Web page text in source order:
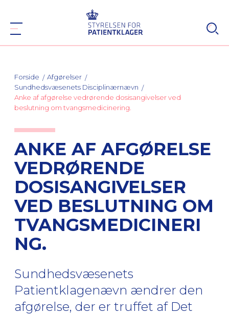
Forside
Afgørelser
Sundhedsvæsenets Disciplinærnævn
Anke af afgørelse vedrørende dosisangivelser ved
beslutning om tvangsmedicinering.
ANKE AF AFGØRELSE
VEDRØRENDE
DOSISANGIVELSER
VED BESLUTNING OM
TVANGSMEDICINERI
NG.
Sundhedsvæsenets
Patientklagenævn ændrer den
afgørelse, der er truffet af Det